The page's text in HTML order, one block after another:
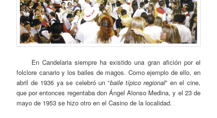
En Candelaria siempre ha existido una gran afición por el
folclore canario y los bailes de magos. Como ejemplo de ello, en
abril de 1936 ya se celebró un “baile típico regional” en el cine,
que por entonces regentaba don Ángel Alonso Medina, y el 23 de
mayo de 1953 se hizo otro en el Casino de la localidad.